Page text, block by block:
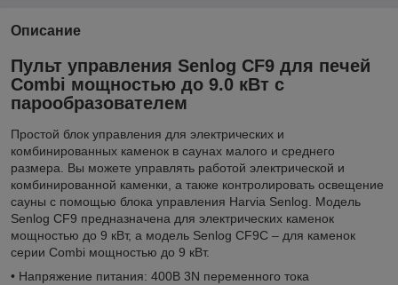
Описание
Пульт управления Senlog CF9 для печей
Combi мощностью до 9.0 кВт с
парообразователем
Простой блок управления для электрических и
комбинированных каменок в саунах малого и среднего
размера. Вы можете управлять работой электрической и
комбинированной каменки, а также контролировать освещение
сауны с помощью блока управления Harvia Senlog. Модель
Senlog CF9 предназначена для электрических каменок
мощностью до 9 кВт, а модель Senlog CF9C – для каменок
серии Combi мощностью до 9 кВт.
• Напряжение питания: 400В 3N переменного тока